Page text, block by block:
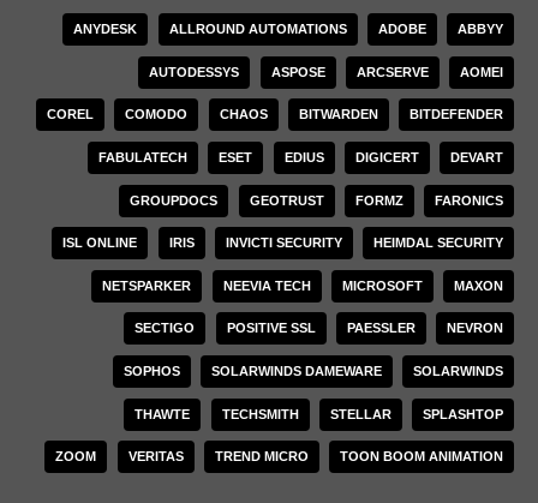
ABBYY
ADOBE
ALLROUND AUTOMATIONS
ANYDESK
AOMEI
ARCSERVE
ASPOSE
AUTODESSYS
BITDEFENDER
BITWARDEN
CHAOS
COMODO
COREL
DEVART
DIGICERT
EDIUS
ESET
FABULATECH
FARONICS
FORMZ
GEOTRUST
GROUPDOCS
HEIMDAL SECURITY
INVICTI SECURITY
IRIS
ISL ONLINE
MAXON
MICROSOFT
NEEVIA TECH
NETSPARKER
NEVRON
PAESSLER
POSITIVE SSL
SECTIGO
SOLARWINDS
SOLARWINDS DAMEWARE
SOPHOS
SPLASHTOP
STELLAR
TECHSMITH
THAWTE
TOON BOOM ANIMATION
TREND MICRO
VERITAS
ZOOM